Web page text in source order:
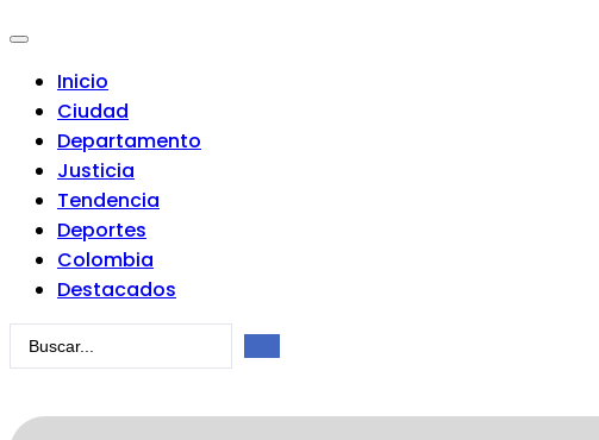
Inicio
Ciudad
Departamento
Justicia
Tendencia
Deportes
Colombia
Destacados
Search